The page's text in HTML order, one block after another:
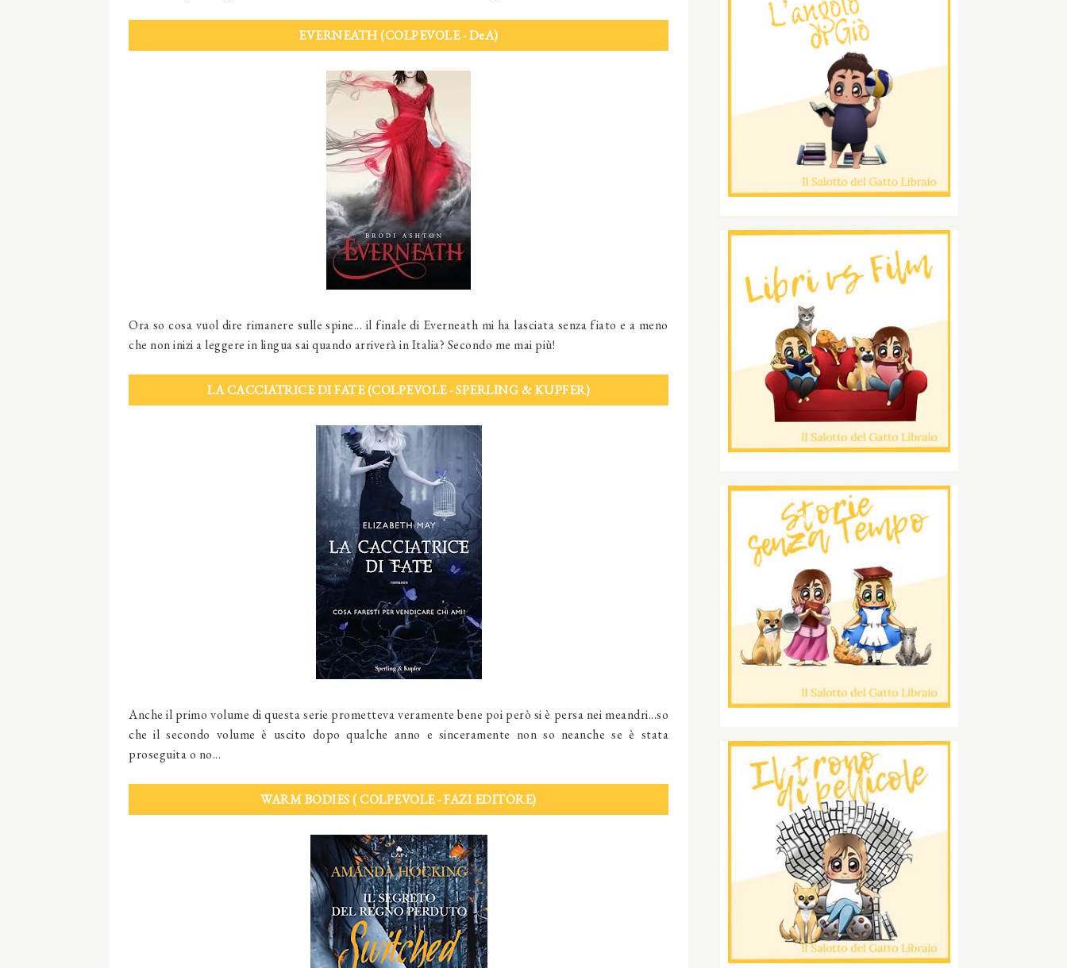
EVERNEATH (COLPEVOLE - DeA)
Ora so cosa vuol dire rimanere sulle spine... il finale di Everneath mi ha lasciata senza fiato e a meno
che non inizi a leggere in lingua sai quando arriverà in Italia? Secondo me mai più!
LA CACCIATRICE DI FATE (COLPEVOLE - SPERLING & KUPFER)
Anche il primo volume di questa serie prometteva veramente bene poi però si è persa nei meandri...so
che il secondo volume è uscito dopo qualche anno e sinceramente non so neanche se è stata
proseguita o no...
WARM BODIES ( COLPEVOLE - FAZI EDITORE)